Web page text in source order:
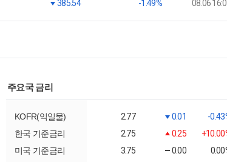
385.54 -1.49% 08.06
주요국 금리
KOFR(익일물) 2.77 0.01
-
한국 기준금리
2.75 0.25
미국 기준금리
3.75 0.00